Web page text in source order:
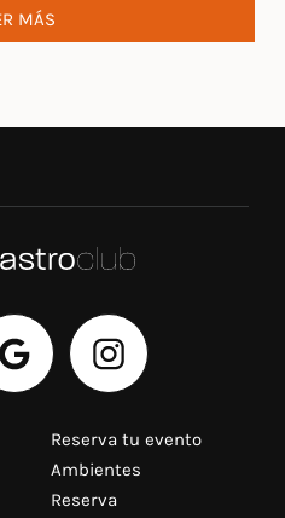
MÁS
Reserva tu evento
Ambientes
Reserva